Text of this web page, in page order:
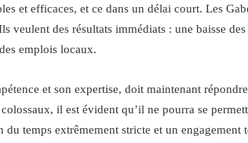
et efficaces, et ce dans un délai court. Les
veulent des résultats immédiats : une baisse
emplois locaux.
et son expertise, doit maintenant
il est évident qu’il ne pourra se
temps extrêmement stricte et un engagement